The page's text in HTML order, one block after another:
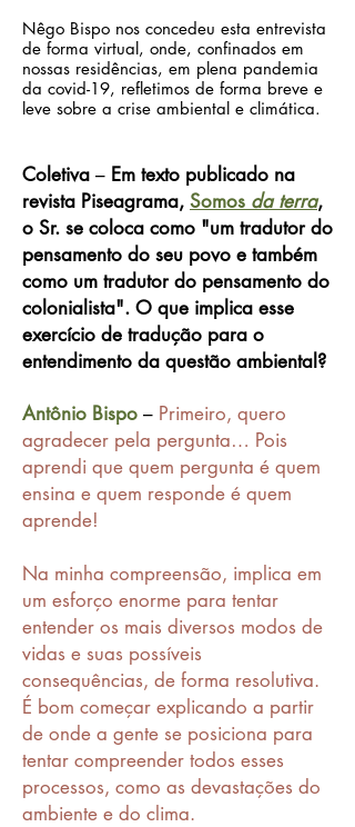
Nêgo Bispo nos concedeu esta entrevista
de forma virtual, onde, confinados em
nossas residências, em plena pandemia
da covid-19, refletimos de forma breve e
leve sobre a crise ambiental e climática.
Coletiva – Em texto publicado na
revista Piseagrama, Somos da terra,
o Sr. se coloca como "um tradutor do
pensamento do seu povo e também
como um tradutor do pensamento do
colonialista". O que implica esse
exercício de tradução para o
entendimento da questão ambiental?
Antônio Bispo – Primeiro, quero
agradecer pela pergunta… Pois
aprendi que quem pergunta é quem
ensina e quem responde é quem
aprende!
Na minha compreensão, implica em
um esforço enorme para tentar
entender os mais diversos modos de
vidas e suas possíveis
consequências, de forma resolutiva.
É bom começar explicando a partir
de onde a gente se posiciona para
tentar compreender todos esses
processos, como as devastações do
ambiente e do clima.